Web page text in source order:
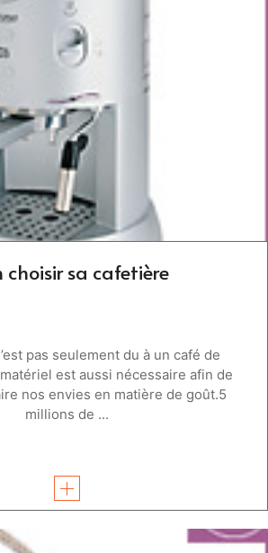
choisir sa cafetière
pas seulement du à un café de
est aussi nécessaire afin de
nos envies en matière de goût.5
millions de ...